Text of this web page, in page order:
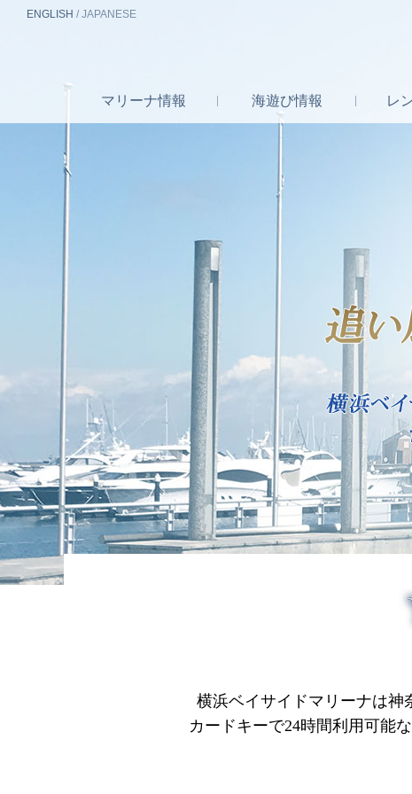
マリーナ情報 海遊び情報 レ
ENGLISH / JAPANESE
横浜ベイサイドマリーナは神
カードキーで24時間利用可能